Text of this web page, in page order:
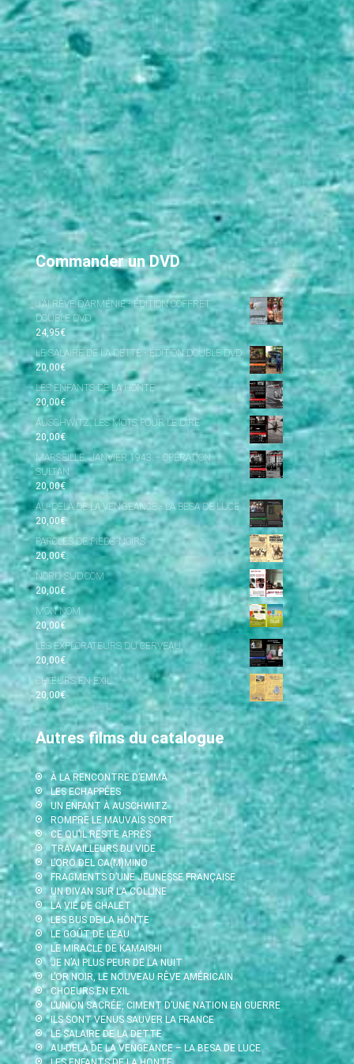
Commander un DVD
J’AI RÊVÉ D’ARMÉNIE - ÉDITION COFFRET
DOUBLE DVD
24,95€
LE SALAIRE DE LA DETTE - ÉDITION DOUBLE DVD
20,00€
LES ENFANTS DE LA HONTE
20,00€
AUSCHWITZ, LES MOTS POUR LE DIRE
20,00€
MARSEILLE, JANVIER 1943 – OPÉRATION
SULTAN
20,00€
AU-DELÀ DE LA VENGEANCE - LA BESA DE LUCE
20,00€
PAROLES DE PIEDS-NOIRS
20,00€
NORD-SUD.COM
20,00€
MON NOM
20,00€
LES EXPLORATEURS DU CERVEAU
20,00€
CHŒURS EN EXIL
20,00€
Autres films du catalogue
À LA RENCONTRE D’EMMA
LES ECHAPPÉES
UN ENFANT À AUSCHWITZ
ROMPRE LE MAUVAIS SORT
CE QU’IL RESTE APRÈS
TRAVAILLEURS DU VIDE
L’ORO DEL CA(M)MINO
FRAGMENTS D’UNE JEUNESSE FRANÇAISE
UN DIVAN SUR LA COLLINE
LA VIE DE CHALET
LES BUS DE LA HONTE
LE GOÛT DE L’EAU
LE MIRACLE DE KAMAISHI
JE N’AI PLUS PEUR DE LA NUIT
L’OR NOIR, LE NOUVEAU RÊVE AMÉRICAIN
CHOEURS EN EXIL
L’UNION SACRÉE, CIMENT D’UNE NATION EN GUERRE
ILS SONT VENUS SAUVER LA FRANCE
LE SALAIRE DE LA DETTE
AU-DELÀ DE LA VENGEANCE – LA BESA DE LUCE